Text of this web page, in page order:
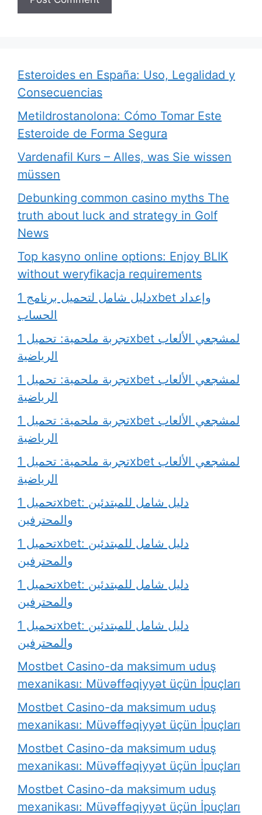
Esteroides en España: Uso, Legalidad y
Consecuencias
Metildrostanolona: Cómo Tomar Este
Esteroide de Forma Segura
Vardenafil Kurs – Alles, was Sie wissen
müssen
Debunking common casino myths The
truth about luck and strategy in Golf
News
Top kasyno online options: Enjoy BLIK
without weryfikacja requirements
دليل شامل لتحميل برنامج 1xbet وإعداد
الحساب
تجربة ملحمية: تحميل 1xbet لمشجعي الألعاب
الرياضية
تجربة ملحمية: تحميل 1xbet لمشجعي الألعاب
الرياضية
تجربة ملحمية: تحميل 1xbet لمشجعي الألعاب
الرياضية
تجربة ملحمية: تحميل 1xbet لمشجعي الألعاب
الرياضية
تحميل 1xbet: دليل شامل للمبتدئين
والمحترفين
تحميل 1xbet: دليل شامل للمبتدئين
والمحترفين
تحميل 1xbet: دليل شامل للمبتدئين
والمحترفين
تحميل 1xbet: دليل شامل للمبتدئين
والمحترفين
Mostbet Casino-da maksimum uduş
mexanikası: Müvəffəqiyyət üçün İpuçları
Mostbet Casino-da maksimum uduş
mexanikası: Müvəffəqiyyət üçün İpuçları
Mostbet Casino-da maksimum uduş
mexanikası: Müvəffəqiyyət üçün İpuçları
Mostbet Casino-da maksimum uduş
mexanikası: Müvəffəqiyyət üçün İpuçları